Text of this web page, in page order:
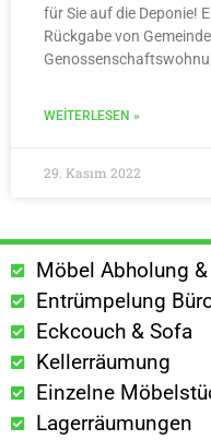
für Sie auf die Deponie!
Rückgabe von
WEITERLESEN »
29. Kasım 2022
Möbel Abholung
Entrümpelung
Eckcouch & Sofa
Kellerräumung
Einzelne
Lagerräumungen